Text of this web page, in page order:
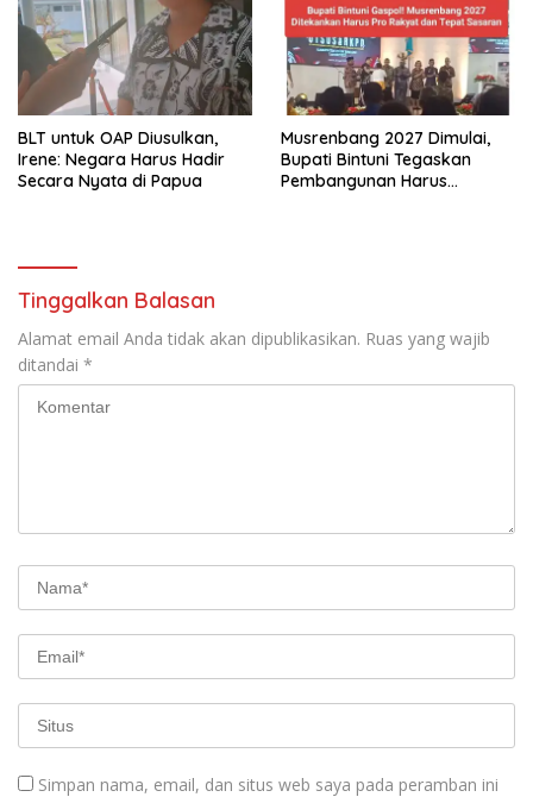
BLT untuk OAP Diusulkan,
Irene: Negara Harus Hadir
Secara Nyata di Papua
Musrenbang 2027 Dimulai,
Bupati Bintuni Tegaskan
Pembangunan Harus
Tinggalkan Balasan
Alamat email Anda tidak akan dipublikasikan. Ruas yang wajib
ditandai *
Simpan nama, email, dan situs web saya pada peramban ini